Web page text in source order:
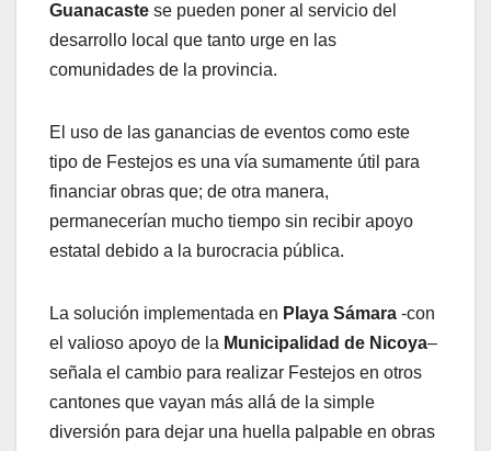
Guanacaste se pueden poner al servicio del
desarrollo local que tanto urge en las
comunidades de la provincia.
El uso de las ganancias de eventos como este
tipo de Festejos es una vía sumamente útil para
financiar obras que; de otra manera,
permanecerían mucho tiempo sin recibir apoyo
estatal debido a la burocracia pública.
La solución implementada en Playa Sámara -con
el valioso apoyo de la Municipalidad de Nicoya–
señala el cambio para realizar Festejos en otros
cantones que vayan más allá de la simple
diversión para dejar una huella palpable en obras